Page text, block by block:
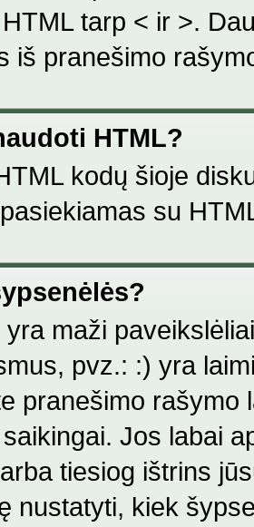
tarp < ir >.
iš pranešimo
HTML?
kodų šioje
su
maži
pvz.: :) yra
pranešimo rašymo
Jos labai
tiesiog ištrins
nustatyti, kiek